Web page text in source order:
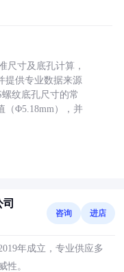
尺寸及底孔计算，
提供专业数据来源
螺纹底孔尺寸的常
（Φ5.18mm），并
咨询 进店
年成立，专业供应多
性。